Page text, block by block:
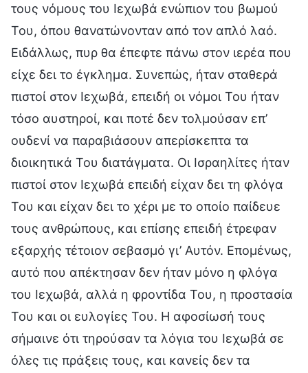
τους νόμους του Ιεχωβά ενώπιον του βωμού
Του, όπου θανατώνονταν από τον απλό λαό.
Ειδάλλως, πυρ θα έπεφτε πάνω στον ιερέα που
είχε δει το έγκλημα. Συνεπώς, ήταν σταθερά
πιστοί στον Ιεχωβά, επειδή οι νόμοι Του ήταν
τόσο αυστηροί, και ποτέ δεν τολμούσαν επ’
ουδενί να παραβιάσουν απερίσκεπτα τα
διοικητικά Του διατάγματα. Οι Ισραηλίτες ήταν
πιστοί στον Ιεχωβά επειδή είχαν δει τη φλόγα
Του και είχαν δει το χέρι με το οποίο παίδευε
τους ανθρώπους, και επίσης επειδή έτρεφαν
εξαρχής τέτοιον σεβασμό γι’ Αυτόν. Επομένως,
αυτό που απέκτησαν δεν ήταν μόνο η φλόγα
του Ιεχωβά, αλλά η φροντίδα Του, η προστασία
Του και οι ευλογίες Του. Η αφοσίωσή τους
σήμαινε ότι τηρούσαν τα λόγια του Ιεχωβά σε
όλες τις πράξεις τους, και κανείς δεν τα